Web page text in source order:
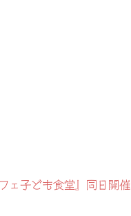
ェ子ども食堂』同日開催